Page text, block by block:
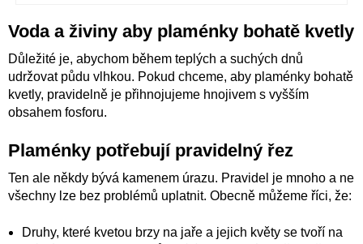
Voda a živiny aby plaménky bohatě kvetly
Důležité je, abychom během teplých a suchých dnů
udržovat půdu vlhkou. Pokud chceme, aby plaménky bohatě
kvetly, pravidelně je přihnojujeme hnojivem s vyšším
obsahem fosforu.
Plaménky potřebují pravidelný řez
Ten ale někdy bývá kamenem úrazu. Pravidel je mnoho a ne
všechny lze bez problémů uplatnit. Obecně můžeme říci, že:
Druhy, které kvetou brzy na jaře a jejich květy se tvoří na